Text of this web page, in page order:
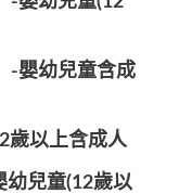
-嬰幼兒童含成
以上含成人
兒童(12歲以